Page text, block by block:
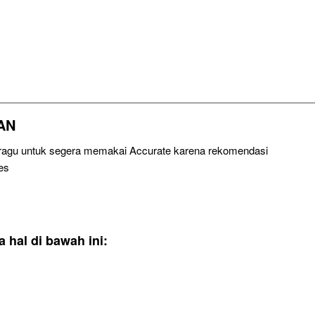
untuk segera memakai Accurate karena rekomendasi
hal di bawah ini: